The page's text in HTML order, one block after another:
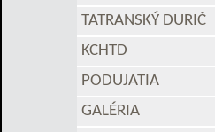
TATRANSKÝ DURIČ
KCHTD
PODUJATIA
GALÉRIA